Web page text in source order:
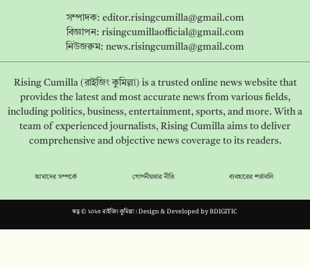
সম্পাদক: editor.risingcumilla@gmail.com
বিজ্ঞাপন: risingcumillaofficial@gmail.com
নিউজরুম: news.risingcumilla@gmail.com
Rising Cumilla (রাইজিং কুমিল্লা) is a trusted online news website that
provides the latest and most accurate news from various fields,
including politics, business, entertainment, sports, and more. With a
team of experienced journalists, Rising Cumilla aims to deliver
comprehensive and objective news coverage to its readers.
আমাদের সম্পর্কে গোপনীয়তার নীতি ব্যবহারের শর্তাবলি
স্বত্ব © ২০২৩ রাইজিং কুমিল্লা। Design & Developed byBDIGITIC